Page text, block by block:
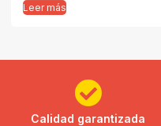
Leer más
Calidad garantizada